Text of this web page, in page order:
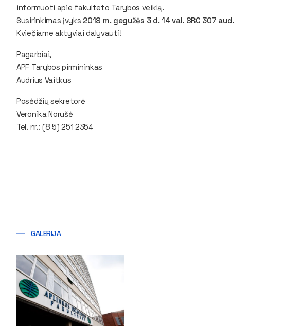
informuoti apie fakulteto Tarybos veiklą.
Susirinkimas įvyks 2018 m. gegužės 3 d. 14 val. SRC 307 aud.
Kviečiame aktyviai dalyvauti!
Pagarbiai,
APF Tarybos pirmininkas
Audrius Vaitkus
Posėdžių sekretorė
Veronika Norušė
Tel. nr.: (8 5) 251 2354
GALERIJA